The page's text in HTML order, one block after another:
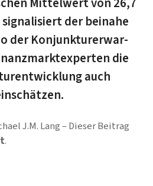
der beinahe
der Kon­junk­tur­er­war­
die
auch
J.M. Lang
Dieser Beitrag
.